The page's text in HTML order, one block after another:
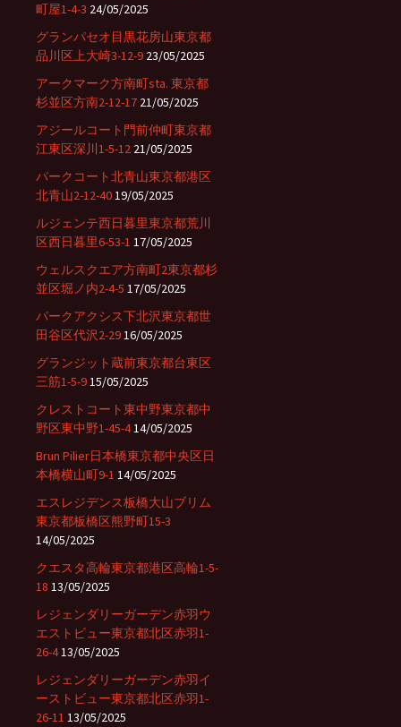
町屋1-4-3 24/05/2025
グランパセオ目黒花房山東京都
品川区上大崎3-12-9 23/05/2025
アークマーク方南町sta. 東京都
杉並区方南2-12-17 21/05/2025
アジールコート門前仲町東京都
江東区深川1-5-12 21/05/2025
パークコート北青山東京都港区
北青山2-12-4019/05/2025
ルジェンテ西日暮里東京都荒川
区西日暮里6-53-1 17/05/2025
ウェルスクエア方南町2東京都杉
並区堀ノ内2-4-5 17/05/2025
パークアクシス下北沢東京都世
田谷区代沢2-2916/05/2025
グランジット蔵前東京都台東区
三筋1-5-915/05/2025
クレストコート東中野東京都中
野区東中野1-45-414/05/2025
Brun Pilier日本橋東京都中央区日
本橋横山町9-1 14/05/2025
エスレジデンス板橋大山ブリム
東京都板橋区熊野町15-3
14/05/2025
クエスタ高輪東京都港区高輪1-5-
18 13/05/2025
レジェンダリーガーデン赤羽ウ
エストビュー東京都北区赤羽1-
26-413/05/2025
レジェンダリーガーデン赤羽イ
ーストビュー東京都北区赤羽1-
26-11 13/05/2025